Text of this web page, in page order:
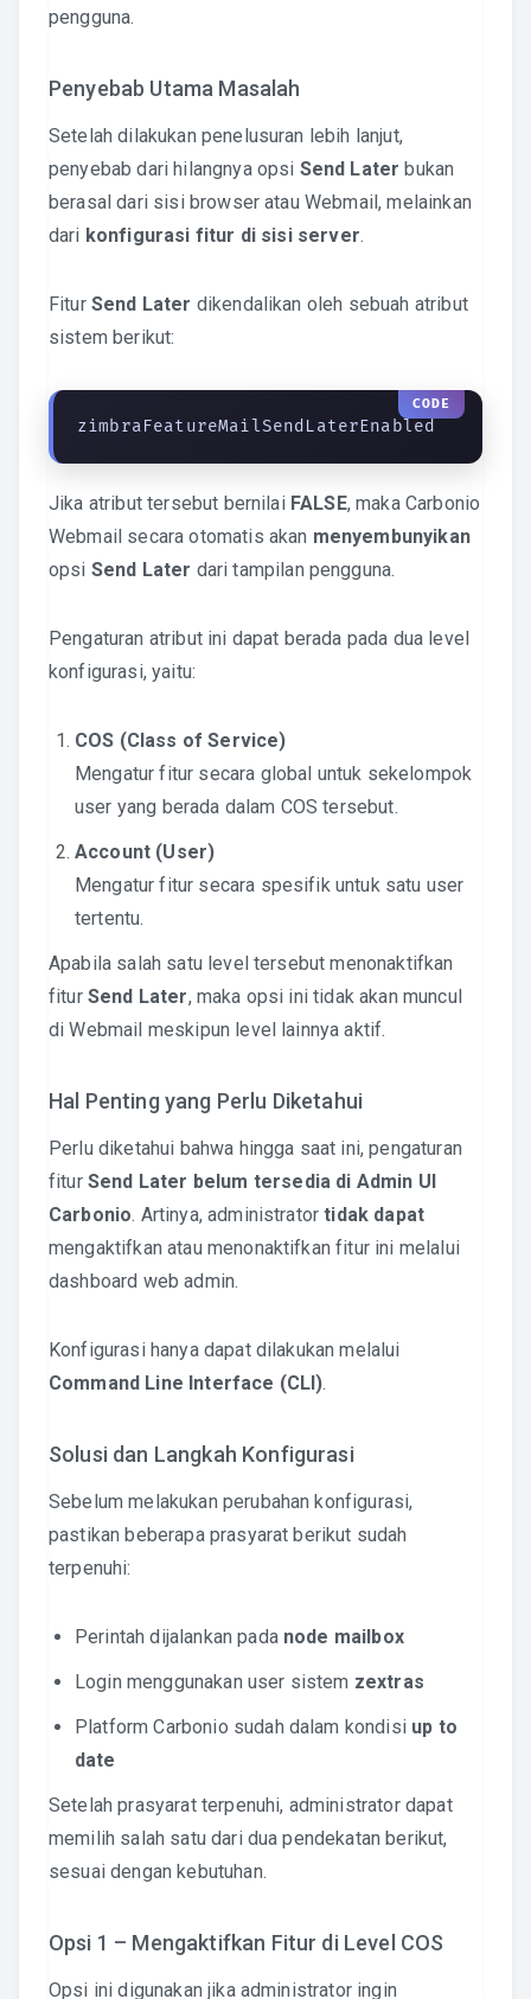
pengguna.
Penyebab Utama Masalah
Setelah dilakukan penelusuran lebih lanjut,
penyebab dari hilangnya opsi Send Later bukan
berasal dari sisi browser atau Webmail, melainkan
dari konfigurasi fitur di sisi server.
Fitur Send Later dikendalikan oleh sebuah atribut
sistem berikut:
zimbraFeatureMailSendLaterEnabled
Jika atribut tersebut bernilai FALSE, maka Carbonio
Webmail secara otomatis akan menyembunyikan
opsi Send Later dari tampilan pengguna.
Pengaturan atribut ini dapat berada pada dua level
konfigurasi, yaitu:
COS (Class of Service)
Mengatur fitur secara global untuk sekelompok
user yang berada dalam COS tersebut.
Account (User)
Mengatur fitur secara spesifik untuk satu user
tertentu.
Apabila salah satu level tersebut menonaktifkan
fitur Send Later, maka opsi ini tidak akan muncul
di Webmail meskipun level lainnya aktif.
Hal Penting yang Perlu Diketahui
Perlu diketahui bahwa hingga saat ini, pengaturan
fitur Send Later belum tersedia di Admin UI
Carbonio. Artinya, administratortidak dapat
mengaktifkan atau menonaktifkan fitur ini melalui
dashboard web admin.
Konfigurasi hanya dapat dilakukan melalui
Command Line Interface (CLI).
Solusi dan Langkah Konfigurasi
Sebelum melakukan perubahan konfigurasi,
pastikan beberapa prasyarat berikut sudah
terpenuhi:
Perintah dijalankan pada node mailbox
Login menggunakan user sistem zextras
Platform Carbonio sudah dalam kondisi up to
date
Setelah prasyarat terpenuhi, administrator dapat
memilih salah satu dari dua pendekatan berikut,
sesuai dengan kebutuhan.
Opsi 1 – Mengaktifkan Fitur di Level COS
Opsi ini digunakan jika administrator ingin